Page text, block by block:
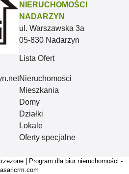
NIERUCHOMOŚCI
NADARZYN
ul. Warszawska 3a
05-830 Nadarzyn
Lista Ofert
Nieruchomości
Mieszkania
Domy
Działki
Lokale
Oferty specjalne
| Program dla biur nieruchomości -
asaricrm.com